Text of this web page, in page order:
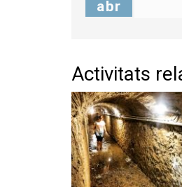
abr
Activitats